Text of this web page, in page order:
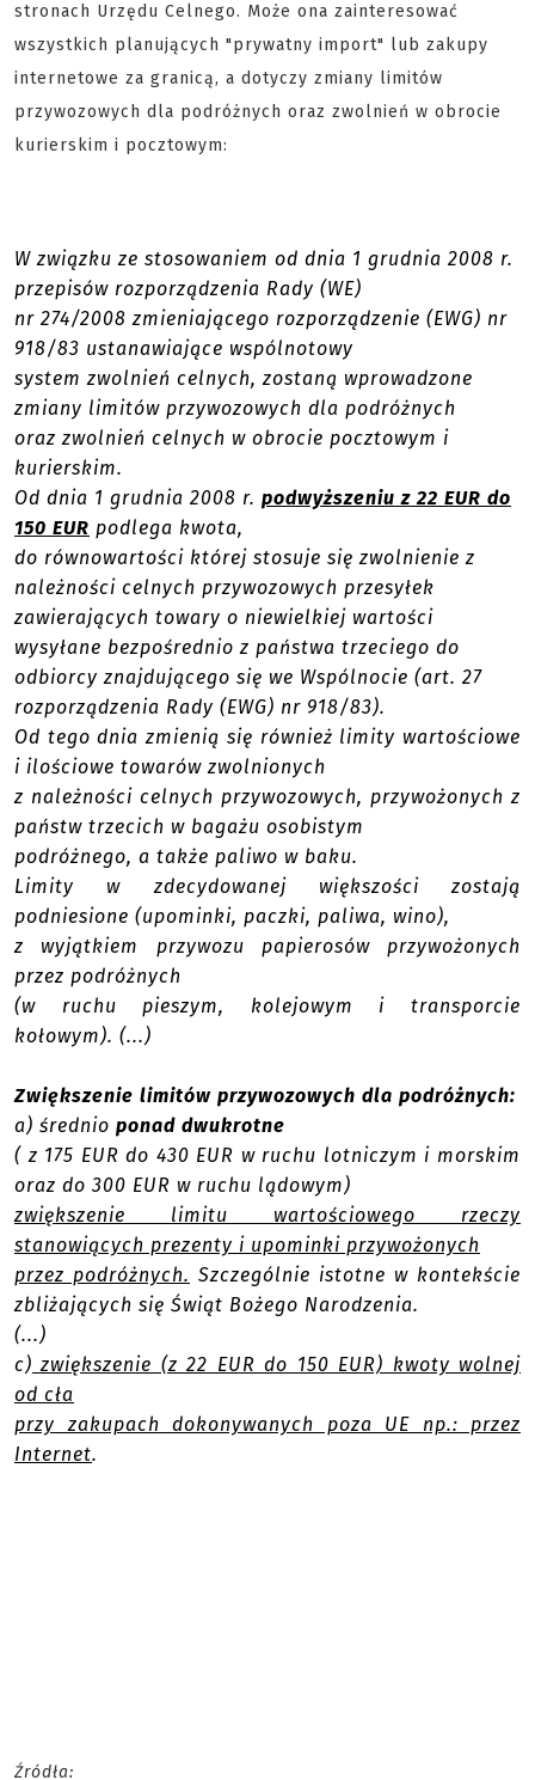
stronach Urzędu Celnego. Może ona zainteresować
wszystkich planujących "prywatny import" lub zakupy
internetowe za granicą, a dotyczy zmiany limitów
przywozowych dla podróżnych oraz zwolnień w obrocie
kurierskim i pocztowym:
W związku ze stosowaniem od dnia 1 grudnia 2008 r.
przepisów rozporządzenia Rady (WE)
nr 274/2008 zmieniającego rozporządzenie (EWG) nr
918/83 ustanawiające wspólnotowy
system zwolnień celnych, zostaną wprowadzone
zmiany limitów przywozowych dla podróżnych
oraz zwolnień celnych w obrocie pocztowym i
kurierskim.
Od dnia 1 grudnia 2008 r. podwyższeniu z 22 EUR do
150 EUR podlega kwota,
do równowartości której stosuje się zwolnienie z
należności celnych przywozowych przesyłek
zawierających towary o niewielkiej wartości
wysyłane bezpośrednio z państwa trzeciego do
odbiorcy znajdującego się we Wspólnocie (art. 27
rozporządzenia Rady (EWG) nr 918/83).
Od tego dnia zmienią się również limity wartościowe
i ilościowe towarów zwolnionych
z należności celnych przywozowych, przywożonych z
państw trzecich w bagażu osobistym
podróżnego, a także paliwo w baku.
Limity w zdecydowanej większości zostają
podniesione (upominki, paczki, paliwa, wino),
z wyjątkiem przywozu papierosów przywożonych
przez podróżnych
(w ruchu pieszym, kolejowym i transporcie
kołowym). (...)
Zwiększenie limitów przywozowych dla podróżnych:
a) średnio ponad dwukrotne
( z 175 EUR do 430 EUR w ruchu lotniczym i morskim
oraz do 300 EUR w ruchu lądowym)
zwiększenie limitu wartościowego rzeczy
stanowiących prezenty i upominki przywożonych
przez podróżnych. Szczególnie istotne w kontekście
zbliżających się Świąt Bożego Narodzenia.
(...)
c) zwiększenie (z 22 EUR do 150 EUR) kwoty wolnej
od cła
przy zakupach dokonywanych poza UE np.: przez
Internet.
Źródła: